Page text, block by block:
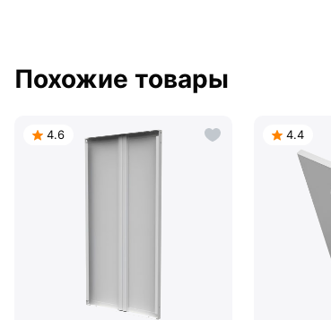
Похожие товары
4.6 4.4